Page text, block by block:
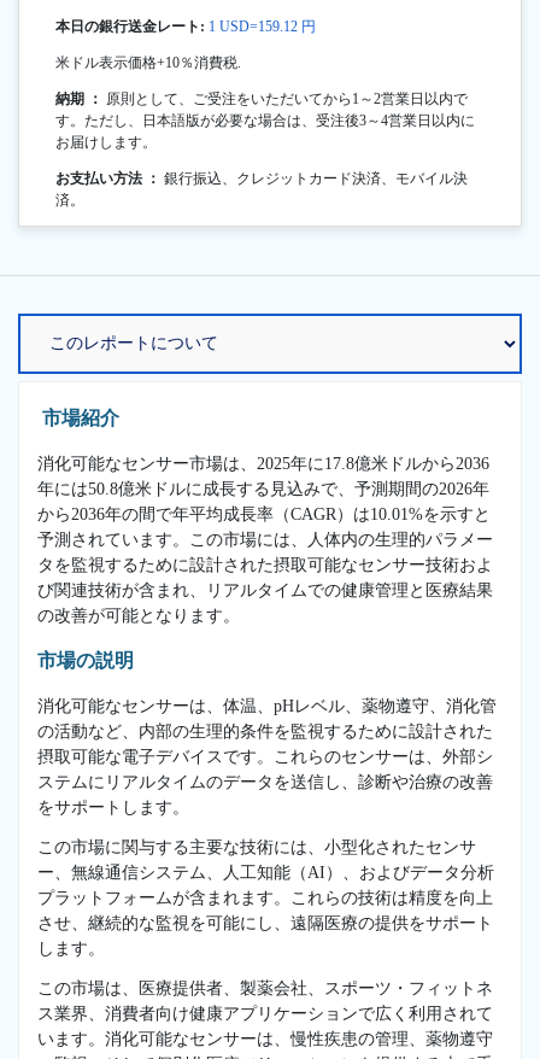
本日の銀行送金レート: 1 USD=159.12 円
米ドル表示価格+10％消費税.
納期 ： 原則として、ご受注をいただいてから1～2営業日以内で
す。ただし、日本語版が必要な場合は、受注後3～4営業日以内に
お届けします。
お支払い方法 ： 銀行振込、クレジットカード決済、モバイル決
済。
市場紹介
消化可能なセンサー市場は、2025年に17.8億米ドルから2036
年には50.8億米ドルに成長する見込みで、予測期間の2026年
から2036年の間で年平均成長率（CAGR）は10.01%を示すと
予測されています。この市場には、人体内の生理的パラメー
タを監視するために設計された摂取可能なセンサー技術およ
び関連技術が含まれ、リアルタイムでの健康管理と医療結果
の改善が可能となります。
市場の説明
消化可能なセンサーは、体温、pHレベル、薬物遵守、消化管
の活動など、内部の生理的条件を監視するために設計された
摂取可能な電子デバイスです。これらのセンサーは、外部シ
ステムにリアルタイムのデータを送信し、診断や治療の改善
をサポートします。
この市場に関与する主要な技術には、小型化されたセンサ
ー、無線通信システム、人工知能（AI）、およびデータ分析
プラットフォームが含まれます。これらの技術は精度を向上
させ、継続的な監視を可能にし、遠隔医療の提供をサポート
します。
この市場は、医療提供者、製薬会社、スポーツ・フィットネ
ス業界、消費者向け健康アプリケーションで広く利用されて
います。消化可能なセンサーは、慢性疾患の管理、薬物遵守